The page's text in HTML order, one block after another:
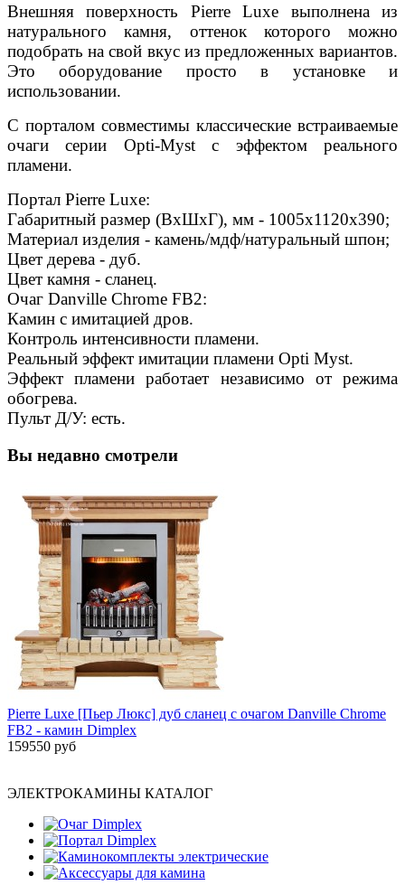
Внешняя поверхность Pierre Luxe выполнена из
натурального камня, оттенок которого можно
подобрать на свой вкус из предложенных вариантов.
Это оборудование просто в установке и
использовании.
С порталом совместимы классические встраиваемые
очаги серии Opti-Myst с эффектом реального
пламени.
Портал Pierre Luxe:
Габаритный размер (ВхШхГ), мм - 1005х1120х390;
Материал изделия - камень/мдф/натуральный шпон;
Цвет дерева - дуб.
Цвет камня - сланец.
Очаг Danville Chrome FB2:
Камин с имитацией дров.
Контроль интенсивности пламени.
Реальный эффект имитации пламени Opti Myst.
Эффект пламени работает независимо от режима
обогрева.
Пульт Д/У: есть.
Вы недавно смотрели
Pierre Luxe [Пьер Люкс] дуб сланец с очагом Danville Chrome
FB2 - камин Dimplex
159550 руб
ЭЛЕКТРОКАМИНЫ КАТАЛОГ
Очаг Dimplex
Портал Dimplex
Каминокомплекты электрические
Аксессуары для камина